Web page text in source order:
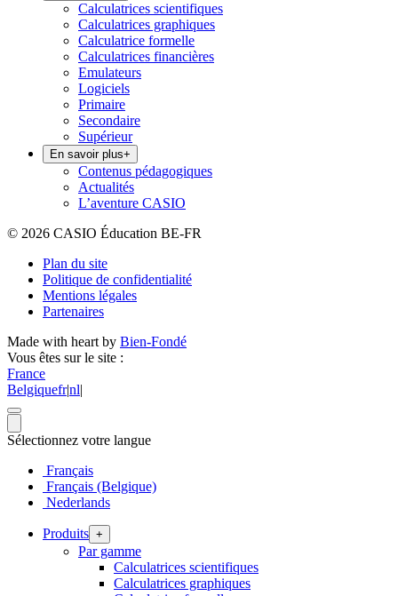
Calculatrices scientifiques
Calculatrices graphiques
Calculatrice formelle
Calculatrices financières
Emulateurs
Logiciels
Primaire
Secondaire
Supérieur
En savoir plus+
Contenus pédagogiques
Actualités
L’aventure CASIO
© 2026 CASIO Éducation BE-FR
Plan du site
Politique de confidentialité
Mentions légales
Partenaires
Made with heart by Bien-Fondé
Vous êtes sur le site :
France
Belgiquefr|nl|
Sélectionnez votre langue
Français
Français (Belgique)
Nederlands
Produits +
Par gamme
Calculatrices scientifiques
Calculatrices graphiques